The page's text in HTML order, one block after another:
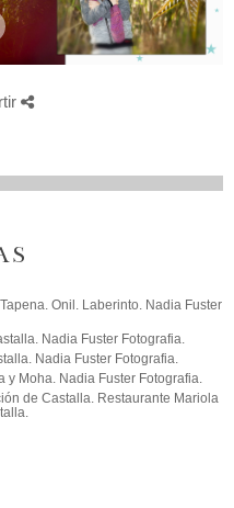
Onil. Laberinto. Nadia Fuster
Nadia Fuster Fotografia.
Nadia Fuster Fotografia.
y Moha. Nadia Fuster Fotografia.
de Castalla. Restaurante Mariola